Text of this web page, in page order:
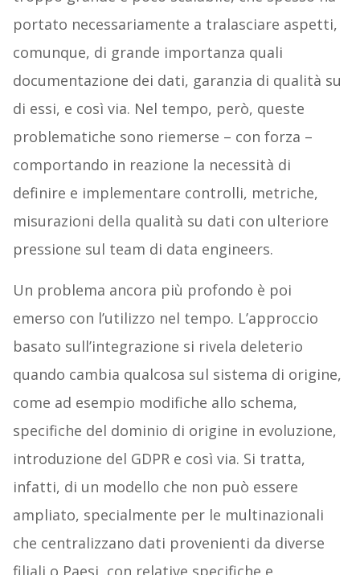
portato necessariamente a tralasciare aspetti,
comunque, di grande importanza quali
documentazione dei dati, garanzia di qualità su
di essi, e così via. Nel tempo, però, queste
problematiche sono riemerse – con forza –
comportando in reazione la necessità di
definire e implementare controlli, metriche,
misurazioni della qualità su dati con ulteriore
pressione sul team di data engineers.
Un problema ancora più profondo è poi
emerso con l’utilizzo nel tempo. L’approccio
basato sull’integrazione si rivela deleterio
quando cambia qualcosa sul sistema di origine,
come ad esempio modifiche allo schema,
specifiche del dominio di origine in evoluzione,
introduzione del GDPR e così via. Si tratta,
infatti, di un modello che non può essere
ampliato, specialmente per le multinazionali
che centralizzano dati provenienti da diverse